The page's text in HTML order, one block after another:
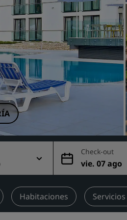
China
Check-out
vie. 07 ago
Habitaciones